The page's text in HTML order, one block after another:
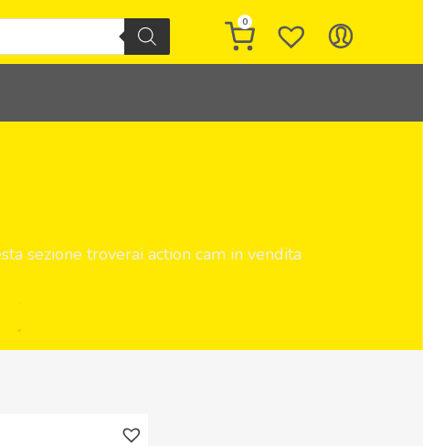
0
sezione troverai action cam in vendita